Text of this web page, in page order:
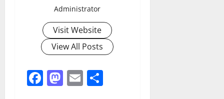
Administrator
Visit Website
View All Posts
Facebook
Mastodon
Email